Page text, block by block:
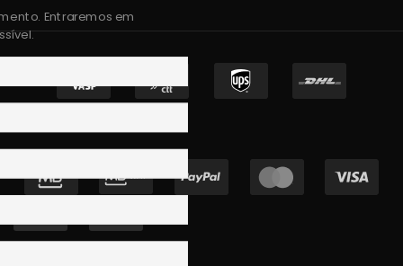
Entraremos em